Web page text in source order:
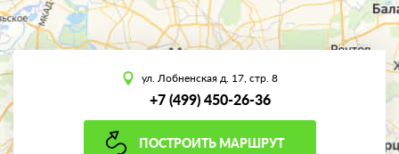
ул. Лобненская д. 17, стр. 8
+7 (499) 450-26-36
ПОСТРОИТЬ МАРШРУТ